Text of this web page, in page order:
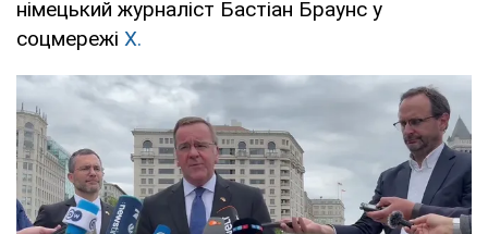
німецький журналіст Бастіан Браунс у
соцмережі Х.